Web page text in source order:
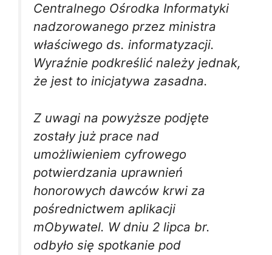
Centralnego Ośrodka Informatyki
nadzorowanego przez ministra
właściwego ds. informatyzacji.
Wyraźnie podkreślić należy jednak,
że jest to inicjatywa zasadna.
Z uwagi na powyższe podjęte
zostały już prace nad
umożliwieniem cyfrowego
potwierdzania uprawnień
honorowych dawców krwi za
pośrednictwem aplikacji
mObywatel. W dniu 2 lipca br.
odbyło się spotkanie pod